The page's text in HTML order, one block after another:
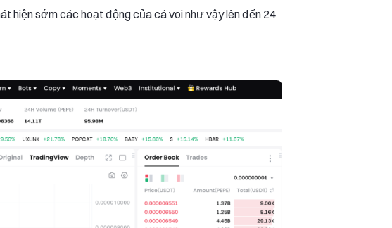
hiện sớm các hoạt động của cá voi như vậy lên đến 24